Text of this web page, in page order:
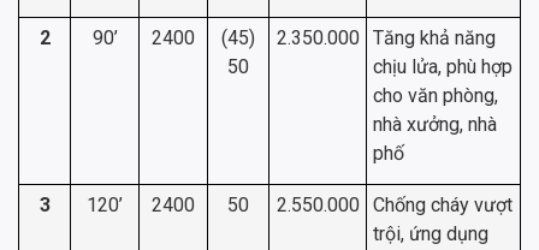
2 90’ 2400
(45)
50
2.350.000
Tăng khả năng
chịu lửa, phù hợp
cho văn phòng,
nhà xưởng, nhà
phố
3 120’ 2400 50 2.550.000
Chống cháy vượt
trội, ứng dụng